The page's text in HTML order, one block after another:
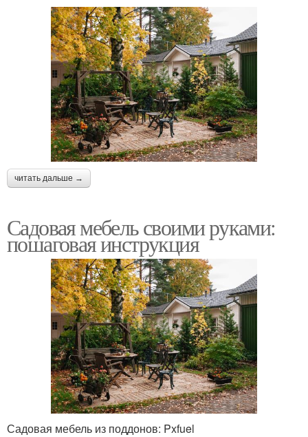
читать дальше →
Садовая мебель своими руками:
пошаговая инструкция
Садовая мебель из поддонов: Pxfuel